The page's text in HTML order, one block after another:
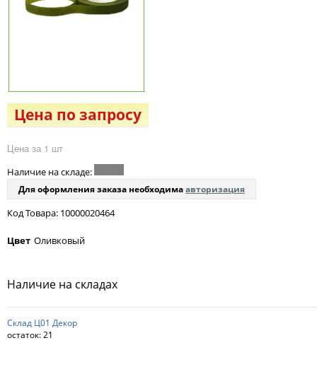
Цена по запросу
Цена за 1 шт
Наличие на складе:
Для оформления заказа необходимаавторизация
Код Товара: 10000020464
Цвет Оливковый
Наличие на складах
Склад Ц01 Декор
остаток:21